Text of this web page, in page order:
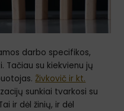
darbo specifikos,
Tačiau su kiekvienu jų
Živkovič ir kt.
sunkiai tvarkosi su
ir dėl žinių, ir dėl